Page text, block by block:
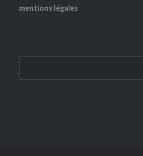
mentions légales